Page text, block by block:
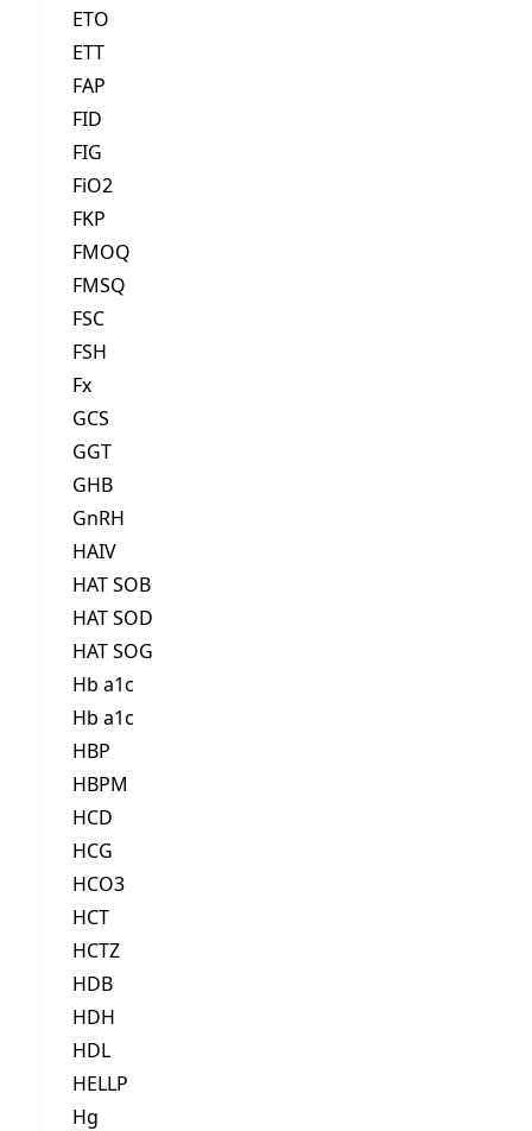
ETO
ETT
FAP
FID
FIG
FiO2
FKP
FMOQ
FMSQ
FSC
FSH
Fx
GCS
GGT
GHB
GnRH
HAIV
HAT SOB
HAT SOD
HAT SOG
Hb a1c
Hb a1c
HBP
HBPM
HCD
HCG
HCO3
HCT
HCTZ
HDB
HDH
HDL
HELLP
Hg